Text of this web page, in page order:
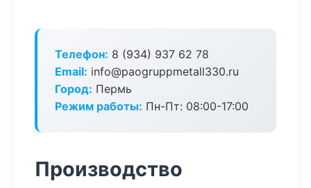
Телефон: 8 (934) 937 62 78
Email: info@paogruppmetall330.ru
Город: Пермь
Режим работы: Пн-Пт: 08:00-17:00
Производство